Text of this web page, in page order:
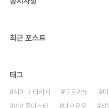
최근 포스트
태그
시이나 타카시 포토카노
아이돌마스터
마오유우 상